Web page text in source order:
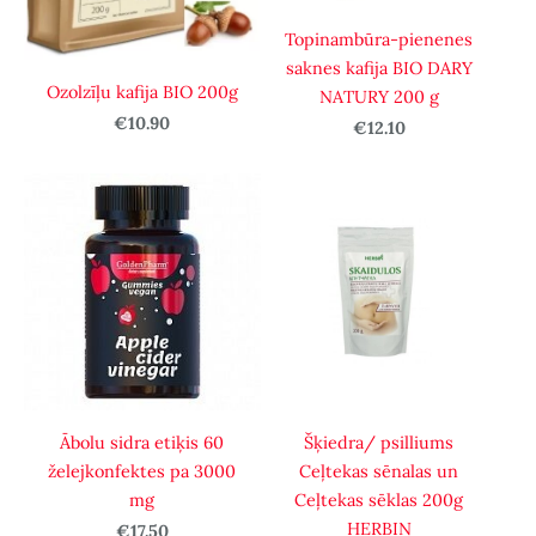
Ozolzīļu kafija BIO 200g
€10.90
Topinambūra-pienenes
saknes kafija BIO DARY
NATURY 200 g
€12.10
Ābolu sidra etiķis 60
želejkonfektes pa 3000
mg
€17.50
Šķiedra/ psilliums
Ceļtekas sēnalas un
Ceļtekas sēklas 200g
HERBIN